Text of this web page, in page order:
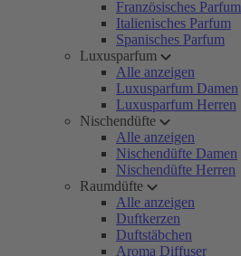
Französisches Parfum
Italienisches Parfum
Spanisches Parfum
Luxusparfum
Alle anzeigen
Luxusparfum Damen
Luxusparfum Herren
Nischendüfte
Alle anzeigen
Nischendüfte Damen
Nischendüfte Herren
Raumdüfte
Alle anzeigen
Duftkerzen
Duftstäbchen
Aroma Diffuser